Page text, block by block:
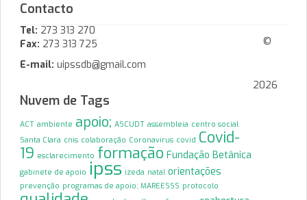
Contacto
Tel: 273 313 270
Fax: 273 313 725
E-mail: uipssdb@gmail.com
Nuvem de Tags
ACT ambiente apoio; ASCUDT assembleia centro social
Santa Clara cnis colaboração Coronavírus covid Covid-
19 esclarecimento formação Fundação Betânica
gabinete de apoio ipss izeda natal orientações
prevenção programas de apoio; MAREESSS protocolo
©
2026